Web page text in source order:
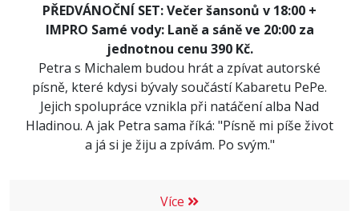
PŘEDVÁNOČNÍ SET: Večer šansonů v 18:00 +
IMPRO Samé vody: Laně a sáně ve 20:00 za
jednotnou cenu 390 Kč.
Petra s Michalem budou hrát a zpívat autorské
písně, které kdysi bývaly součástí Kabaretu PePe.
Jejich spolupráce vznikla při natáčení alba Nad
Hladinou. A jak Petra sama říká: "Písně mi píše život
a já si je žiju a zpívám. Po svým."
Více